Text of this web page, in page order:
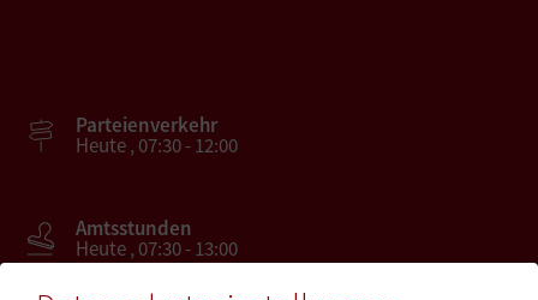
Parteienverkehr
Heute , 07:30 - 12:00
Amtsstunden
Heute , 07:30 - 13:00